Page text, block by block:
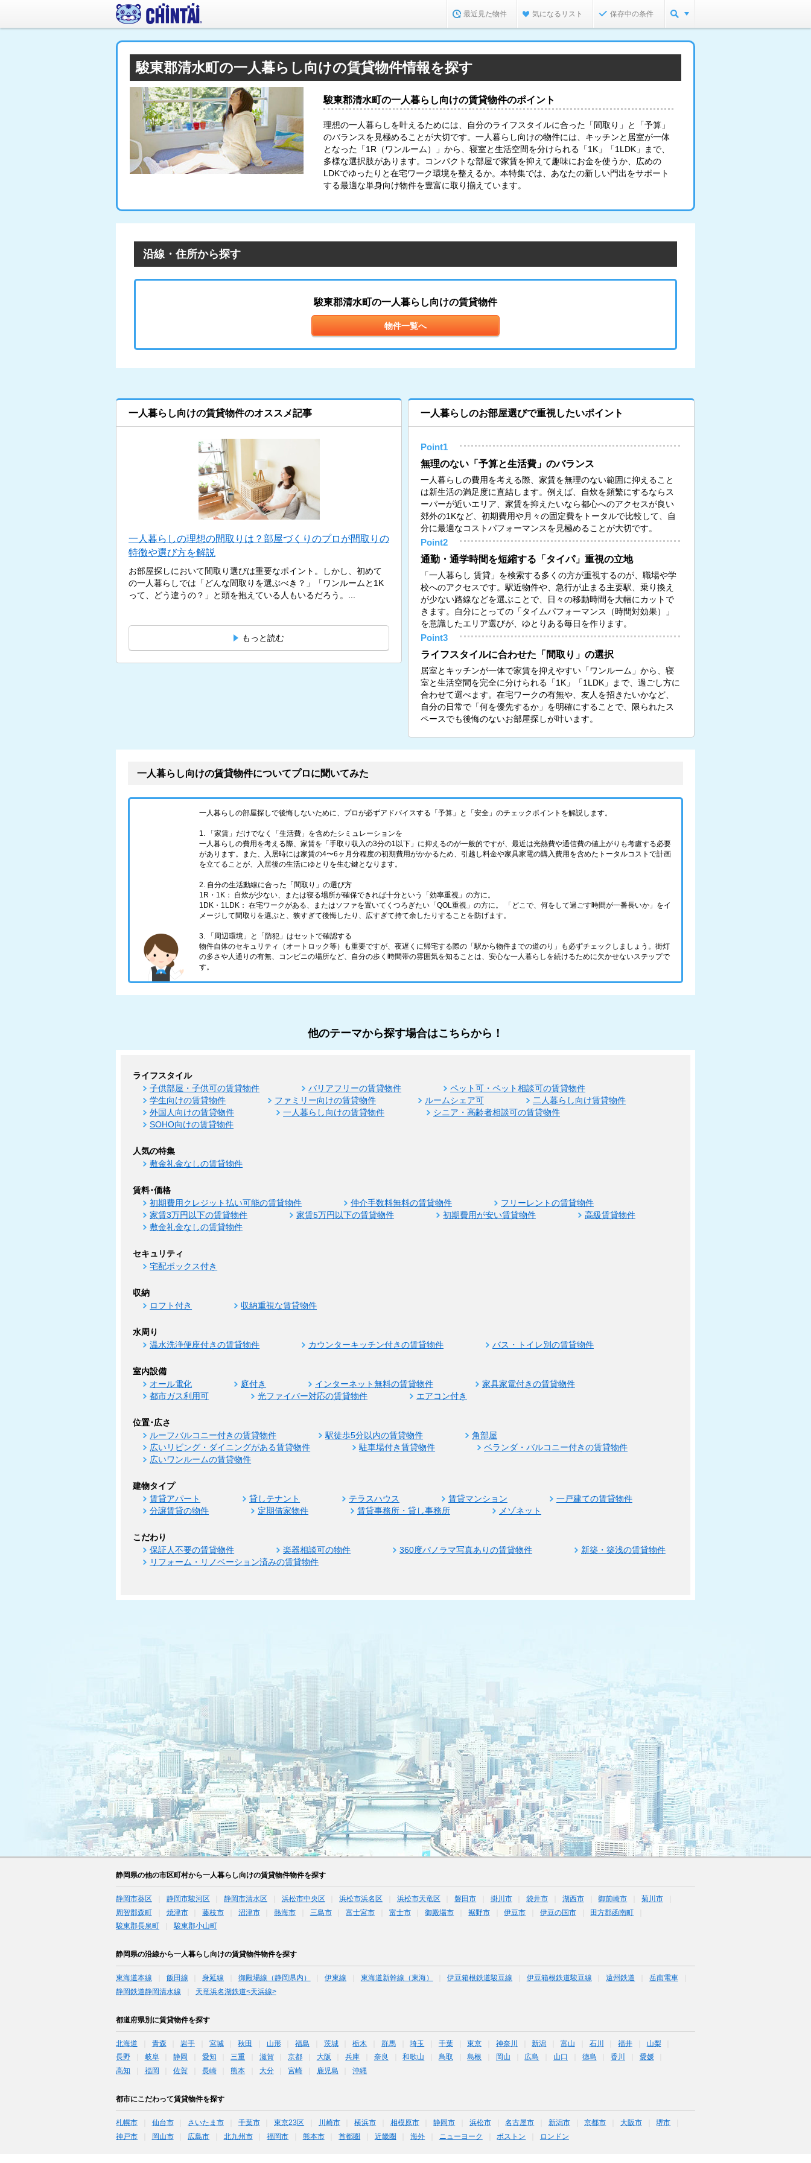
最近見た物件 気になるリスト 保存中の条件
駿東郡清水町の一人暮らし向けの賃貸物件情報を探す
駿東郡清水町の一人暮らし向けの賃貸物件のポイント
理想の一人暮らしを叶えるためには、自分のライフスタイルに合った「間取り」と「予算」
のバランスを見極めることが大切です。一人暮らし向けの物件には、キッチンと居室が一体
となった「1R（ワンルーム）」から、寝室と生活空間を分けられる「1K」「1LDK」まで、
多様な選択肢があります。コンパクトな部屋で家賃を抑えて趣味にお金を使うか、広めの
LDKでゆったりと在宅ワーク環境を整えるか。本特集では、あなたの新しい門出をサポート
する最適な単身向け物件を豊富に取り揃えています。
沿線・住所から探す
駿東郡清水町の一人暮らし向けの賃貸物件
物件一覧へ
一人暮らし向けの賃貸物件のオススメ記事
一人暮らしの理想の間取りは？部屋づくりのプロが間取りの
特徴や選び方を解説
お部屋探しにおいて間取り選びは重要なポイント。しかし、初めて
の一人暮らしでは「どんな間取りを選ぶべき？」「ワンルームと1K
って、どう違うの？」と頭を抱えている人もいるだろう。...
もっと読む
一人暮らしのお部屋選びで重視したいポイント
Point1
無理のない「予算と生活費」のバランス
一人暮らしの費用を考える際、家賃を無理のない範囲に抑えること
は新生活の満足度に直結します。例えば、自炊を頻繁にするならス
ーパーが近いエリア、家賃を抑えたいなら都心へのアクセスが良い
郊外の1Kなど、初期費用や月々の固定費をトータルで比較して、自
分に最適なコストパフォーマンスを見極めることが大切です。
Point2
通勤・通学時間を短縮する「タイパ」重視の立地
「一人暮らし 賃貸」を検索する多くの方が重視するのが、職場や学
校へのアクセスです。駅近物件や、急行が止まる主要駅、乗り換え
が少ない路線などを選ぶことで、日々の移動時間を大幅にカットで
きます。自分にとっての「タイムパフォーマンス（時間対効果）」
を意識したエリア選びが、ゆとりある毎日を作ります。
Point3
ライフスタイルに合わせた「間取り」の選択
居室とキッチンが一体で家賃を抑えやすい「ワンルーム」から、寝
室と生活空間を完全に分けられる「1K」「1LDK」まで、過ごし方に
合わせて選べます。在宅ワークの有無や、友人を招きたいかなど、
自分の日常で「何を優先するか」を明確にすることで、限られたス
ペースでも後悔のないお部屋探しが叶います。
一人暮らし向けの賃貸物件についてプロに聞いてみた
一人暮らしの部屋探しで後悔しないために、プロが必ずアドバイスする「予算」と「安全」のチェックポイントを解説します。
1. 「家賃」だけでなく「生活費」を含めたシミュレーションを
一人暮らしの費用を考える際、家賃を「手取り収入の3分の1以下」に抑えるのが一般的ですが、最近は光熱費や通信費の値上がりも考慮する必要
があります。また、入居時には家賃の4〜6ヶ月分程度の初期費用がかかるため、引越し料金や家具家電の購入費用を含めたトータルコストで計画
を立てることが、入居後の生活にゆとりを生む鍵となります。
2. 自分の生活動線に合った「間取り」の選び方
1R・1K： 自炊が少ない、または寝る場所が確保できれば十分という「効率重視」の方に。
1DK・1LDK： 在宅ワークがある、またはソファを置いてくつろぎたい「QOL重視」の方に。 「どこで、何をして過ごす時間が一番長いか」をイ
メージして間取りを選ぶと、狭すぎて後悔したり、広すぎて持て余したりすることを防げます。
3. 「周辺環境」と「防犯」はセットで確認する
物件自体のセキュリティ（オートロック等）も重要ですが、夜遅くに帰宅する際の「駅から物件までの道のり」も必ずチェックしましょう。街灯
の多さや人通りの有無、コンビニの場所など、自分の歩く時間帯の雰囲気を知ることは、安心な一人暮らしを続けるために欠かせないステップで
す。
他のテーマから探す場合はこちらから！
ライフスタイル
子供部屋・子供可の賃貸物件 バリアフリーの賃貸物件
ペット可・ペット相談可の賃貸物件
学生向けの賃貸物件
ファミリー向けの賃貸物件 ルームシェア可
二人暮らし向け賃貸物件
外国人向けの賃貸物件
一人暮らし向けの賃貸物件
シニア・高齢者相談可の賃貸物件
SOHO向けの賃貸物件
人気の特集
敷金礼金なしの賃貸物件
賃料･価格
初期費用クレジット払い可能の賃貸物件 仲介手数料無料の賃貸物件
フリーレントの賃貸物件
家賃3万円以下の賃貸物件
家賃5万円以下の賃貸物件 初期費用が安い賃貸物件
高級賃貸物件
敷金礼金なしの賃貸物件
セキュリティ
宅配ボックス付き
収納
ロフト付き 収納重視な賃貸物件
水周り
温水洗浄便座付きの賃貸物件 カウンターキッチン付きの賃貸物件 バス・トイレ別の賃貸物件
室内設備
オール電化 庭付き インターネット無料の賃貸物件
家具家電付きの賃貸物件
都市ガス利用可
光ファイバー対応の賃貸物件 エアコン付き
位置･広さ
ルーフバルコニー付きの賃貸物件 駅徒歩5分以内の賃貸物件
角部屋
広いリビング・ダイニングがある賃貸物件
駐車場付き賃貸物件
ベランダ・バルコニー付きの賃貸物件
広いワンルームの賃貸物件
建物タイプ
賃貸アパート 貸しテナント テラスハウス 賃貸マンション
一戸建ての賃貸物件
分譲賃貸の物件
定期借家物件 賃貸事務所・貸し事務所 メゾネット
こだわり
保証人不要の賃貸物件 楽器相談可の物件 360度パノラマ写真ありの賃貸物件
新築・築浅の賃貸物件
リフォーム・リノベーション済みの賃貸物件
静岡県の他の市区町村から一人暮らし向けの賃貸物件物件を探す
静岡市葵区 静岡市駿河区 静岡市清水区 浜松市中央区 浜松市浜名区 浜松市天竜区 磐田市 掛川市 袋井市 湖西市 御前崎市
菊川市
周智郡森町
焼津市 藤枝市 沼津市 熱海市 三島市 富士宮市 富士市 御殿場市 裾野市 伊豆市 伊豆の国市
田方郡函南町
駿東郡長泉町
駿東郡小山町
静岡県の沿線から一人暮らし向けの賃貸物件物件を探す
東海道本線 飯田線 身延線 御殿場線（静岡県内） 伊東線 東海道新幹線（東海） 伊豆箱根鉄道駿豆線 伊豆箱根鉄道駿豆線 遠州鉄道
岳南電車
静岡鉄道静岡清水線
天竜浜名湖鉄道<天浜線>
都道府県別に賃貸物件を探す
北海道 青森 岩手 宮城 秋田 山形 福島 茨城 栃木 群馬 埼玉 千葉 東京 神奈川 新潟 富山 石川 福井
山梨
長野
岐阜 静岡 愛知 三重 滋賀 京都 大阪 兵庫 奈良 和歌山 鳥取 島根 岡山 広島 山口 徳島 香川
愛媛
高知
福岡 佐賀 長崎 熊本 大分 宮崎 鹿児島 沖縄
都市にこだわって賃貸物件を探す
札幌市 仙台市 さいたま市 千葉市 東京23区 川崎市 横浜市 相模原市 静岡市 浜松市 名古屋市 新潟市 京都市 大阪市
堺市
神戸市
岡山市 広島市 北九州市 福岡市 熊本市 首都圏 近畿圏 海外 ニューヨーク ボストン ロンドン